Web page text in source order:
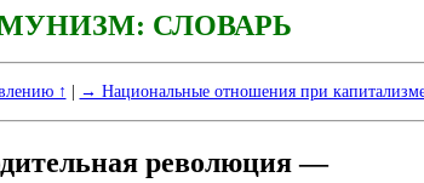
СЛОВАРЬ
↑ | → Национальные отношения при
революция —